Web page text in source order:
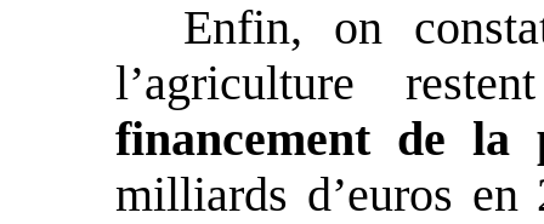
Enfin, on
l’agriculture
financement de la
milliards d’euros en